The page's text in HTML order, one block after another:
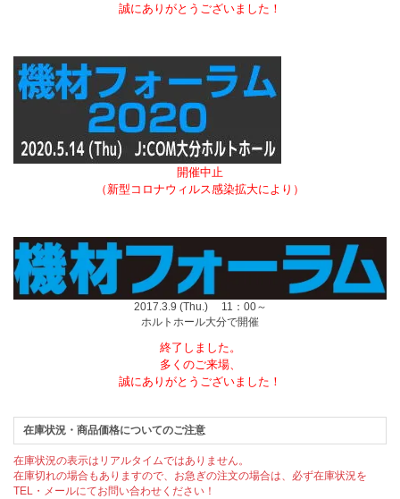
誠にありがとうございました！
開催中止
（新型コロナウィルス感染拡大により）
2017.3.9 (Thu.) 11：00～
ホルトホール大分で開催
終了しました。
多くのご来場、
誠にありがとうございました！
在庫状況・商品価格についてのご注意
在庫状況の表示はリアルタイムではありません。
在庫切れの場合もありますので、お急ぎの注文の場合は、必ず在庫状況を
TEL・メールにてお問い合わせください！